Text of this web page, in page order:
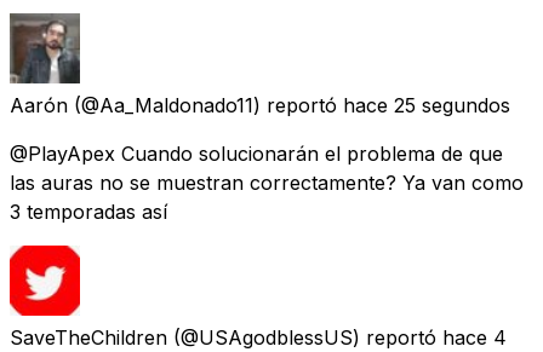
Aarón (@Aa_Maldonado11) reportó hace 25 segundos
@PlayApex Cuando solucionarán el problema de que
las auras no se muestran correctamente? Ya van como
3 temporadas así
SaveTheChildren (@USAgodblessUS) reportó hace 4